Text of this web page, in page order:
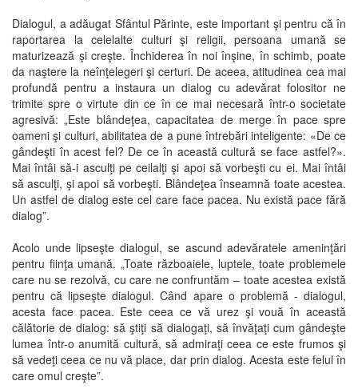
Dialogul, a adăugat Sfântul Părinte, este important şi pentru că în
raportarea la celelalte culturi şi religii, persoana umană se
maturizează şi creşte. Închiderea în noi înşine, în schimb, poate
da naştere la neînţelegeri şi certuri. De aceea, atitudinea cea mai
profundă pentru a instaura un dialog cu adevărat folositor ne
trimite spre o virtute din ce în ce mai necesară într-o societate
agresivă: „Este blândeţea, capacitatea de merge în pace spre
oameni şi culturi, abilitatea de a pune întrebări inteligente: «De ce
gândeşti în acest fel? De ce în această cultură se face astfel?».
Mai întâi să-i asculţi pe ceilalţi şi apoi să vorbeşti cu ei. Mai întâi
să asculţi, şi apoi să vorbeşti. Blândeţea înseamnă toate acestea.
Un astfel de dialog este cel care face pacea. Nu există pace fără
dialog”.
Acolo unde lipseşte dialogul, se ascund adevăratele ameninţări
pentru fiinţa umană. „Toate războaiele, luptele, toate problemele
care nu se rezolvă, cu care ne confruntăm – toate acestea există
pentru că lipseşte dialogul. Când apare o problemă - dialogul,
acesta face pacea. Este ceea ce vă urez şi vouă în această
călătorie de dialog: să ştiţi să dialogaţi, să învăţaţi cum gândeşte
lumea într-o anumită cultură, să admiraţi ceea ce este frumos şi
să vedeţi ceea ce nu vă place, dar prin dialog. Acesta este felul în
care omul creşte”.